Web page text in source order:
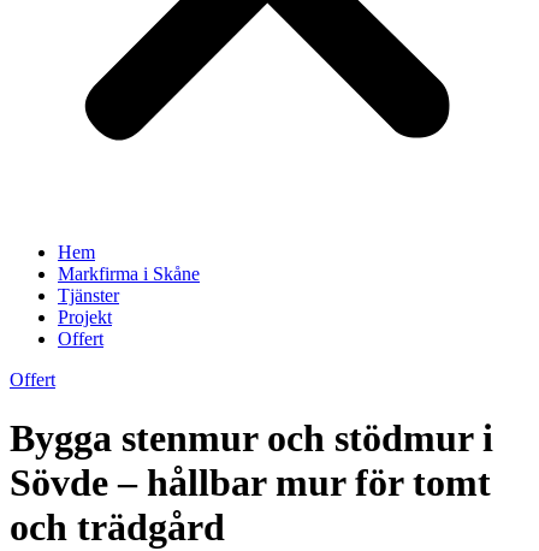
Hem
Markfirma i Skåne
Tjänster
Projekt
Offert
Offert
Bygga stenmur och stödmur i
Sövde – hållbar mur för tomt
och trädgård